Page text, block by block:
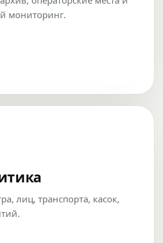
мониторинг.
лиц, транспорта, касок,